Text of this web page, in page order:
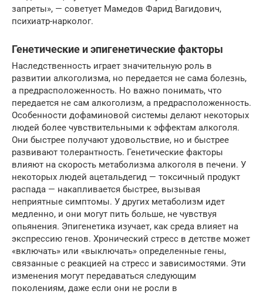
запреты», — советует Мамедов Фарид Вагидович,
психиатр-нарколог.
Генетические и эпигенетические факторы
Наследственность играет значительную роль в
развитии алкоголизма, но передается не сама болезнь,
а предрасположенность. Но важно понимать, что
передается не сам алкоголизм, а предрасположенность.
Особенности дофаминовой системы делают некоторых
людей более чувствительными к эффектам алкоголя.
Они быстрее получают удовольствие, но и быстрее
развивают толерантность. Генетические факторы
влияют на скорость метаболизма алкоголя в печени. У
некоторых людей ацетальдегид — токсичный продукт
распада — накапливается быстрее, вызывая
неприятные симптомы. У других метаболизм идет
медленно, и они могут пить больше, не чувствуя
опьянения. Эпигенетика изучает, как среда влияет на
экспрессию генов. Хронический стресс в детстве может
«включать» или «выключать» определенные гены,
связанные с реакцией на стресс и зависимостями. Эти
изменения могут передаваться следующим
поколениям, даже если они не росли в